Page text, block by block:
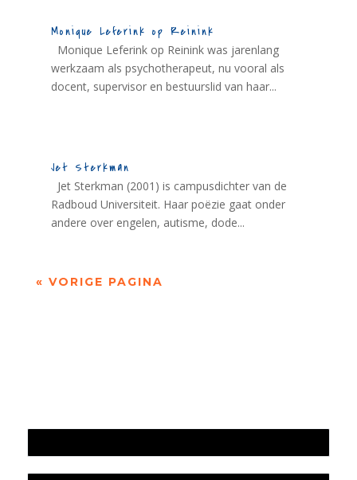
Monique Leferink op Reinink
Monique Leferink op Reinink was jarenlang
werkzaam als psychotherapeut, nu vooral als
docent, supervisor en bestuurslid van haar...
Jet Sterkman
Jet Sterkman (2001) is campusdichter van de
Radboud Universiteit. Haar poëzie gaat onder
andere over engelen, autisme, dode...
« VORIGE PAGINA